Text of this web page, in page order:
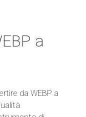
a
da WEBP a